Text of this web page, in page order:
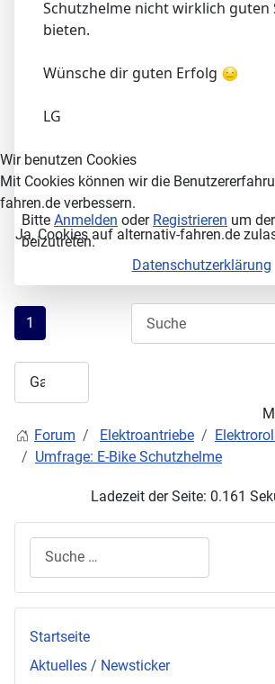
Schutzhelme nicht wirklich guten
bieten.
Wünsche dir guten Erfolg
LG
Bitte Anmelden oder Registrieren um
beizutreten.
1
Forum
Elektroantriebe
Umfrage: E-Bike Schutzhelme
Ladezeit der Seite: 0.161
Startseite
Aktuelles / Newsticker
Wir benutzen Cookies
Mit Cookies können wir die
fahren.de verbessern.
Ja, Cookies auf alternativ-fahren.de
Datenschutzerklärung